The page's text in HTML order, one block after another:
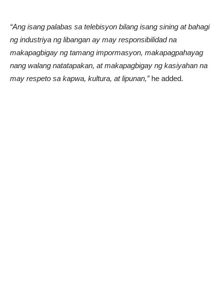
“Ang isang palabas sa telebisyon bilang isang sining at bahagi
ng industriya ng libangan ay may responsibilidad na
makapagbigay ng tamang impormasyon, makapagpahayag
nang walang natatapakan, at makapagbigay ng kasiyahan na
may respeto sa kapwa, kultura, at lipunan,”he added.